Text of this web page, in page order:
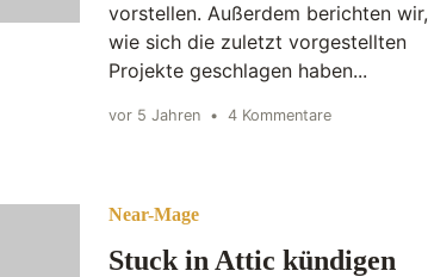
vorstellen. Außerdem berichten wir,
wie sich die zuletzt vorgestellten
Projekte geschlagen haben...
vor 5 Jahren • 4 Kommentare
Near-Mage
Stuck in Attic kündigen